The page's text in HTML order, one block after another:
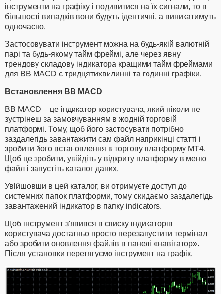
інструменти на графіку і подивитися на їх сигнали, то в
більшості випадків вони будуть ідентичні, а виникатимуть
одночасно.
Застосовувати інструмент можна на будь-якій валютній
парі та будь-якому тайм фреймі, але через явну
трендову складову індикатора кращими тайм фреймами
для BB MACD є тридцятихвилинні та годинні графіки.
Встановлення BB MACD
BB MACD – це індикатор користувача, який ніколи не
зустрінеш за замовчуванням в жодній торговій
платформі. Тому, щоб його застосувати потрібно
заздалегідь завантажити сам файл наприкінці статті і
зробити його встановлення в торгову платформу МТ4.
Щоб це зробити, увійдіть у відкриту платформу в меню
файл і запустіть каталог даних.
Увійшовши в цей каталог, ви отримуєте доступ до
системних папок платформи, тому скидаємо заздалегідь
завантажений індикатор в папку indicators.
Щоб інструмент з'явився в списку індикаторів
користувача достатньо просто перезапустити термінал
або зробити оновлення файлів в панелі «навігатор».
Після установки перетягуємо інструмент на графік.